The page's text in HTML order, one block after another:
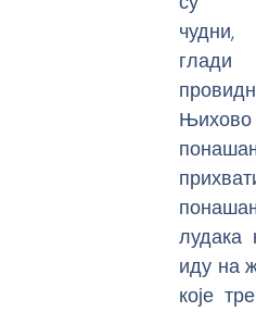
глади
Њихово
лудака
иду на
које